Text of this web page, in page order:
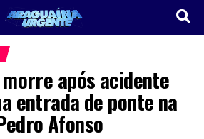
após acidente
entrada de ponte na
Afonso